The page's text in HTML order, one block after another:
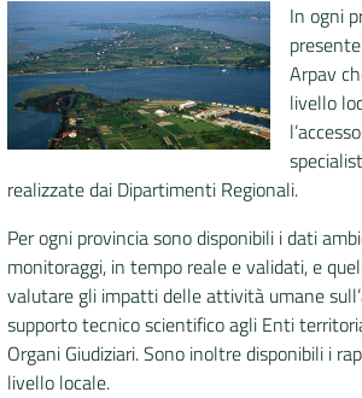
TERRITORIO
DATI
AMBIENTALI
In ogni
Arpav
livello
realizzate dai Dipartimenti Regionali.
Per ogni provincia sono disponibili i dati
monitoraggi, in tempo reale e validati, e
valutare gli impatti delle attività umane
supporto tecnico scientifico agli Enti
Organi Giudiziari. Sono inoltre disponibili i
livello locale.